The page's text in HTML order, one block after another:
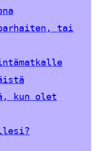
tai
kun olet